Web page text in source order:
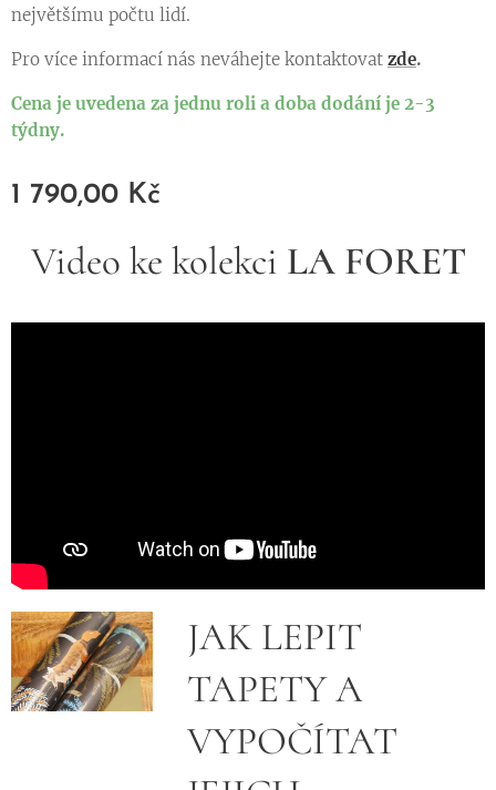
největšímu počtu lidí.
Pro více informací nás neváhejte kontaktovat zde.
Cena je uvedena za jednu roli a doba dodání je 2-3
týdny.
1 790,00 Kč
Video ke kolekci LA FORET
JAK LEPIT
TAPETY A
VYPOČÍTAT